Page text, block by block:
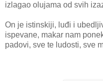
izlagao olujama od svih
On je istinskiji, luđi i
ispevane, makar nam
padovi, sve te ludosti, sve